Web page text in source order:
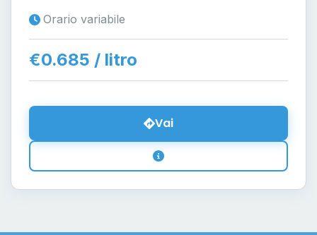
Orario variabile
€0.685 / litro
Vai